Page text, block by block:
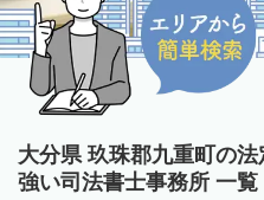
大分県 玖珠郡九重町の
強い司法書士事務所 一覧